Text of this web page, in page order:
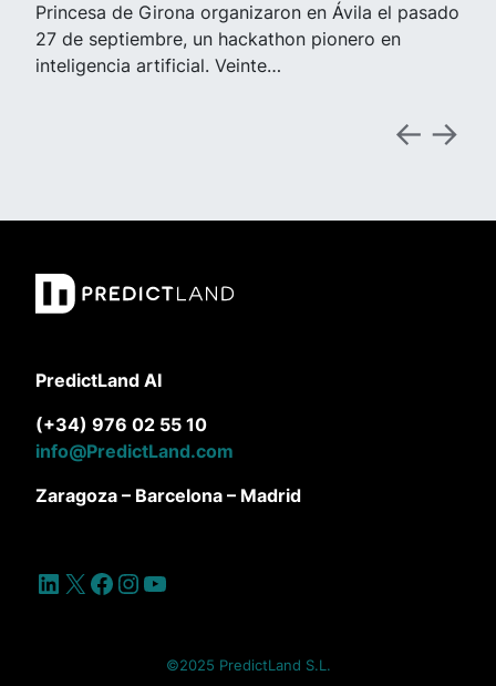
el pasado
Antena 3 ha entrevistado a nuestro
Operaciones, Andrés Visús, para analizar
imágenes falsas de…
PredictLand AI
(+34) 976 02 55 10
info@PredictLand.com
Zaragoza – Barcelona – Madrid
LinkedIn
X Facebook
Instagram
YouTube
©2025 PredictLand S.L.